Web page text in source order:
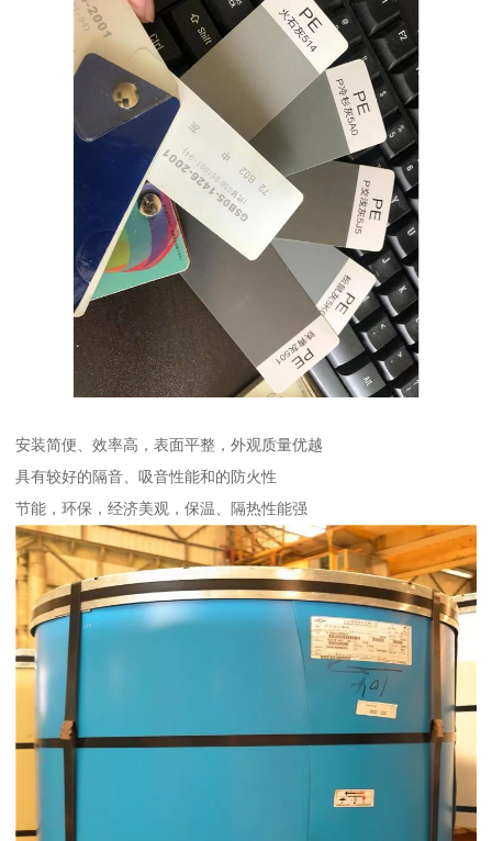
安装简便、效率高，表面平整，外观质量优越
具有较好的隔音、吸音性能和的防火性
节能，环保，经济美观，保温、隔热性能强